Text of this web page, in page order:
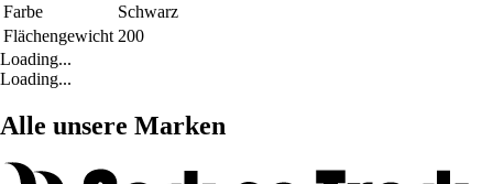
Farbe
Schwarz
Flächengewicht 200
Loading...
Loading...
Alle unsere Marken